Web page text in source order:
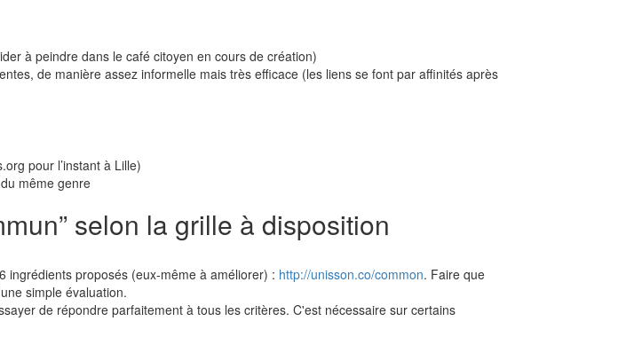
à peindre dans le café citoyen en cours de création)
de manière assez informelle mais très efficace (les liens se font par affinités après
pour l’instant à Lille)
même genre
selon la grille à disposition
ingrédients proposés (eux-même à améliorer) : http://unisson.co/common. Faire que
simple évaluation.
de répondre parfaitement à tous les critères. C'est nécessaire sur certains